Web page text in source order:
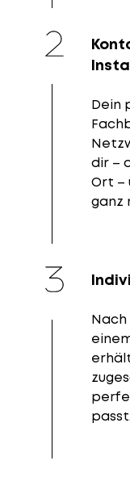
Dein
dir –
Ort –
ganz